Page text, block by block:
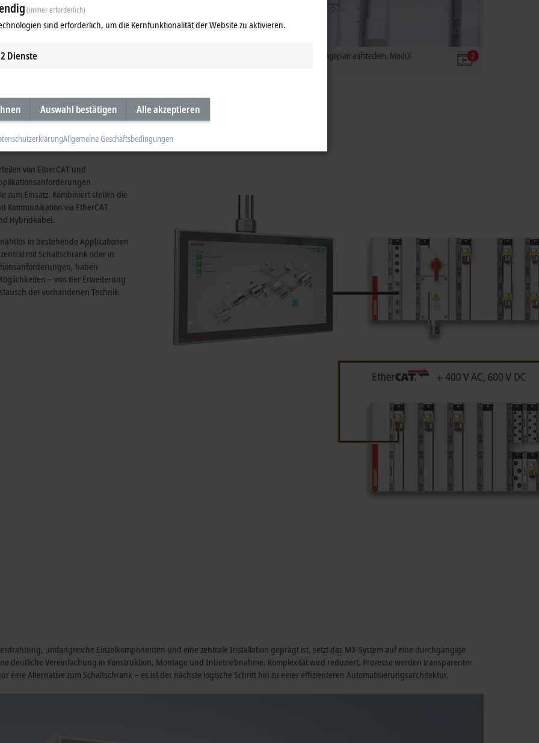
Einfache Montage in zwei Schritten: Modul gemäß Montageplan aufstecken. Modul
2
für bestehende
von EtherCAT und
zum Einsatz. Kombiniert stellen die
via EtherCAT
Hybridkabel.
in bestehende Applikationen
mit Schaltschrank oder in
haben
– von der Erweiterung
der vorhandenen Technik.
umfangreiche Einzelkomponenten und eine zentrale Installation geprägt ist, setzt das MX-System auf eine durchgängige
deutliche Vereinfachung in Konstruktion, Montage und Inbetriebnahme. Komplexität wird reduziert, Prozesse werden transparenter
eine Alternative zum Schaltschrank – es ist der nächste logische Schritt hin zu einer effizienteren Automatisierungsarchitektur.
(immer erforderlich)
sind erforderlich, um die Kernfunktionalität der Website zu aktivieren.
2 Dienste
Auswahl bestätigen Alle akzeptieren
Allgemeine Geschäftsbedingungen